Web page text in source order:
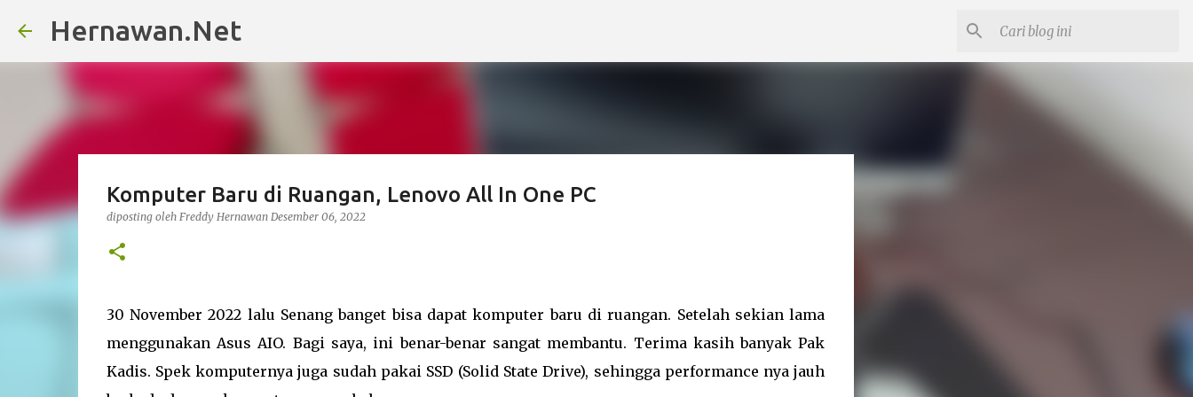
Hernawan.Net
Komputer Baru di Ruangan, Lenovo All In One PC
diposting oleh Freddy Hernawan Desember 06, 2022
30 November 2022 lalu Senang banget bisa dapat komputer baru di ruangan. Setelah sekian lama
menggunakan Asus AIO. Bagi saya, ini benar-benar sangat membantu. Terima kasih banyak Pak
Kadis. Spek komputernya juga sudah pakai SSD (Solid State Drive), sehingga performance nya jauh